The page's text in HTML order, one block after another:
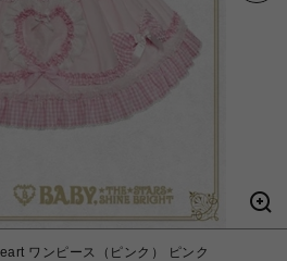
ワンピース（ピンク） ピンク